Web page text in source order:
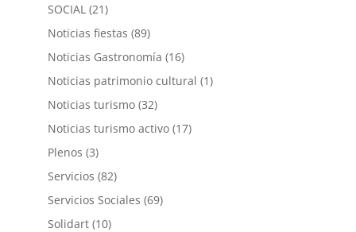
SOCIAL (21)
Noticias fiestas (89)
Noticias Gastronomía (16)
Noticias patrimonio cultural (1)
Noticias turismo(32)
Noticias turismo activo(17)
Plenos (3)
Servicios (82)
Servicios Sociales (69)
Solidart(10)